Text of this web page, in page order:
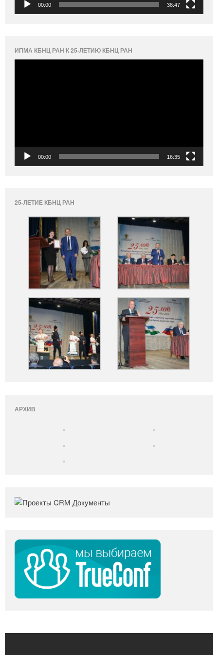
00:00 38:47
ИПМА КБНЦ РАН К 25-ЛЕТИЮ КБНЦ РАН
00:00 16:35
25-ЛЕТИЕ КБНЦ РАН
АРХИВ